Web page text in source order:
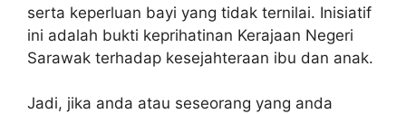
serta keperluan bayi yang tidak ternilai. Inisiatif
ini adalah bukti keprihatinan Kerajaan Negeri
Sarawak terhadap kesejahteraan ibu dan anak.
Jadi, jika anda atau seseorang yang anda